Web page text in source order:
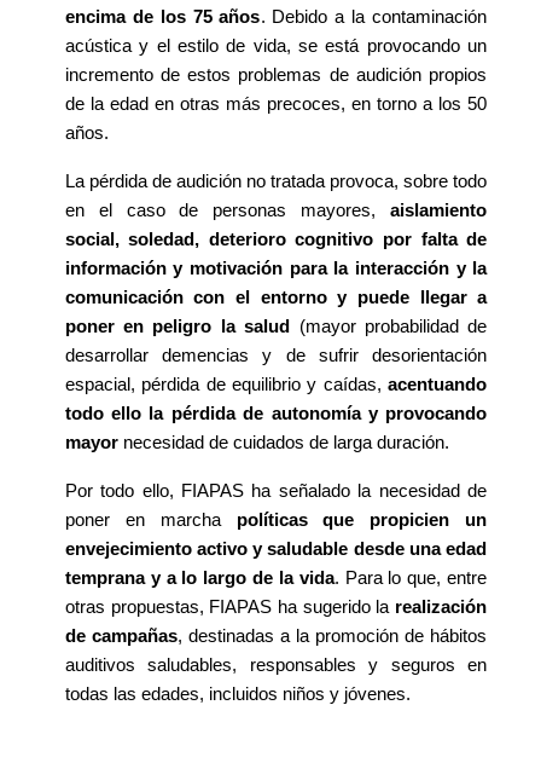
encima de los 75 años. Debido a la contaminación
acústica y el estilo de vida, seestá provocando un
incremento de estos problemas de audición propios
de la edad en otras más precoces, en torno a los 50
años.
La pérdida de audición no tratada provoca, sobre todo
en el caso de personas mayores,aislamiento
social, soledad, deterioro cognitivo por falta de
información y motivación para la interacción y la
comunicación con el entorno y puede llegar a
poner en peligro la salud
(mayor probabilidad de
desarrollar demencias y de sufrirdesorientación
espacial, pérdida de equilibrio y caídas,acentuando
todo ello la pérdida de autonomía y provocando
mayor necesidad de cuidados de larga duración.
Por todo ello, FIAPAS ha señalado la necesidad de
poner en marcha políticas que propicien un
envejecimiento activo y saludable desde una edad
temprana y a lo largo de la vida. Para lo que, entre
otras propuestas, FIAPAS ha sugerido la realización
de campañas, destinadas a la promoción de hábitos
auditivos saludables, responsables y seguros en
todas las edades, incluidos niños y jóvenes.